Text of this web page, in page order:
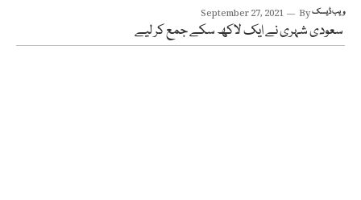
September 27, 2021 Byویب ڈیسک
سعودی شہری نے ایک لاکھ سکے جمع کر لیے